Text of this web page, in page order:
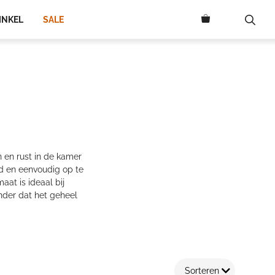
SALE
en rust in de kamer
en eenvoudig op te
is ideaal bij
dat het geheel
Sorteren